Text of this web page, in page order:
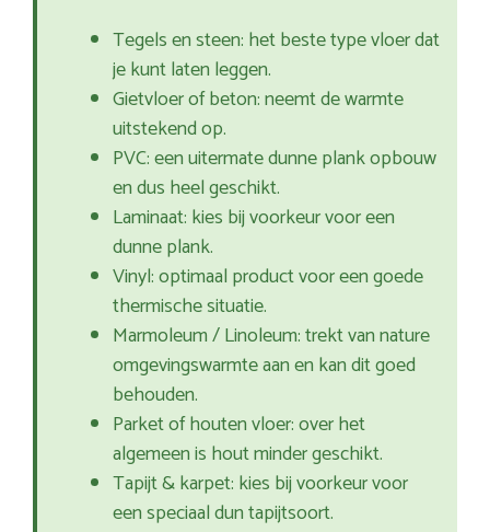
Tegels en steen: het beste type vloer dat
je kunt laten leggen.
Gietvloer of beton: neemt de warmte
uitstekend op.
PVC: een uitermate dunne plank opbouw
en dus heel geschikt.
Laminaat: kies bij voorkeur voor een
dunne plank.
Vinyl: optimaal product voor een goede
thermische situatie.
Marmoleum / Linoleum: trekt van nature
omgevingswarmte aan en kan dit goed
behouden.
Parket of houten vloer: over het
algemeen is hout minder geschikt.
Tapijt & karpet: kies bij voorkeur voor
een speciaal dun tapijtsoort.